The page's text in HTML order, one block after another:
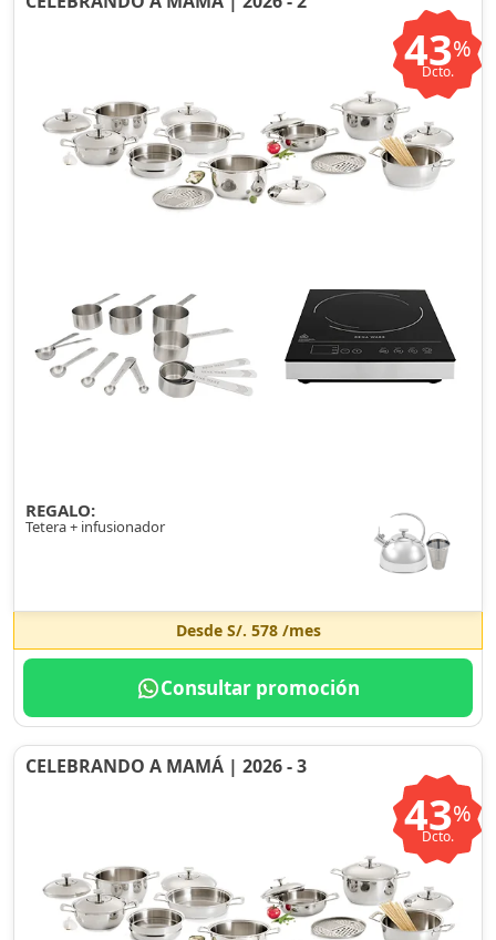
43%
Dcto.
REGALO:
Tetera + infusionador
Desde S/. 578/mes
Consultar promoción
CELEBRANDO A MAMÁ | 2026 - 3
43%
Dcto.